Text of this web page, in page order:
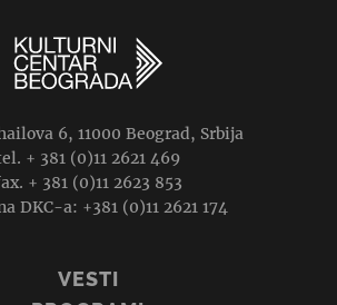
6, 11000 Beograd, Srbija
+ 381 (0)11 2621 469
+ 381 (0)11 2623 853
DKC-a: +381 (0)11 2621 174
VESTI